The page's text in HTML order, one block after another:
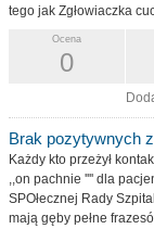
tego jak Zgłowiaczka
Ocena
0
Brak pozytywnych
Każdy kto przeżył
,,on pachnie '''' dla
SPOłecznej Rady
mają gęby pełne